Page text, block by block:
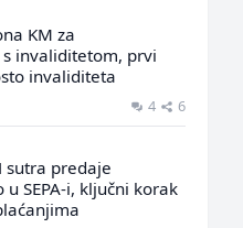
KM za
invaliditetom, prvi
invaliditeta
4 6
sutra predaje
SEPA-i, ključni korak